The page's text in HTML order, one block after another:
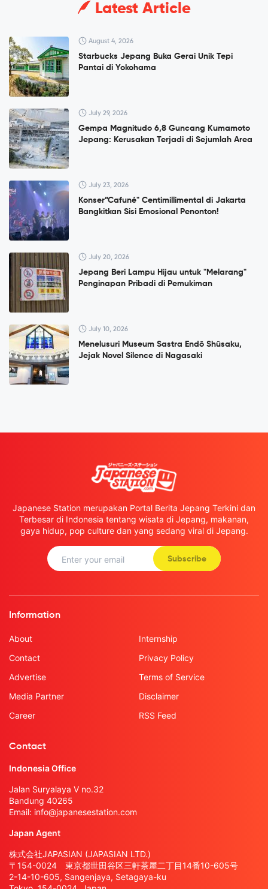
Latest Article
August 4, 2026
Starbucks Jepang Buka Gerai Unik Tepi
Pantai di Yokohama
July 29, 2026
Gempa Magnitudo 6,8 Guncang Kumamoto
Jepang: Kerusakan Terjadi di Sejumlah Area
July 23, 2026
Konser”Cafuné" Centimillimental di Jakarta
Bangkitkan Sisi Emosional Penonton!
July 20, 2026
Jepang Beri Lampu Hijau untuk "Melarang"
Penginapan Pribadi di Pemukiman
July 10, 2026
Menelusuri Museum Sastra Endō Shūsaku,
Jejak Novel Silence di Nagasaki
Japanese Station merupakan Portal Berita Jepang Terkini dan
Terbesar di Indonesia tentang wisata di Jepang, makanan,
gaya hidup, pop culture dan yang sedang viral di Jepang.
Subscribe
Information
About
Contact
Advertise
Media Partner
Career
Internship
Privacy Policy
Terms of Service
Disclaimer
RSS Feed
Contact
Indonesia Office
Jalan Suryalaya V no.32
Bandung 40265
Email: info@japanesestation.com
Japan Agent
株式会社JAPASIAN (JAPASIAN LTD.)
〒154-0024 東京都世田谷区三軒茶屋二丁目14番10-605号
2-14-10-605, Sangenjaya, Setagaya-ku